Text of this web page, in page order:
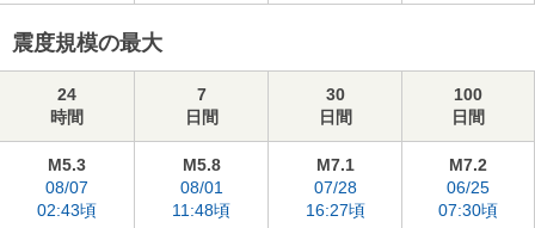
震度規模の最大
24
時間
7
日間
30
日間
100
日間
M5.3
08/07
02:43頃
M5.8
08/01
11:48頃
M7.1
07/28
16:27頃
M7.2
06/25
07:30頃